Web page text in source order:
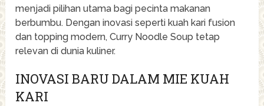
menjadi pilihan utama bagi pecinta makanan
berbumbu. Dengan inovasi seperti kuah kari fusion
dan topping modern, Curry Noodle Soup tetap
relevan di dunia kuliner.
INOVASI BARU DALAM MIE KUAH
KARI